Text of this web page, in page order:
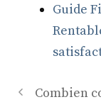
Guide
Combien